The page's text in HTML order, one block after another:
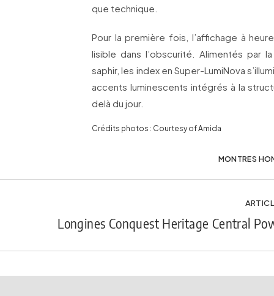
que technique.
Pour la première fois, l’affichage à
lisible dans l’obscurité. Alimentés par
saphir, les index en Super-LumiNova
accents luminescents intégrés à la
delà du jour.
Crédits photos : Courtesy of Amida
MONTRES
Longines Conquest Heritage Central